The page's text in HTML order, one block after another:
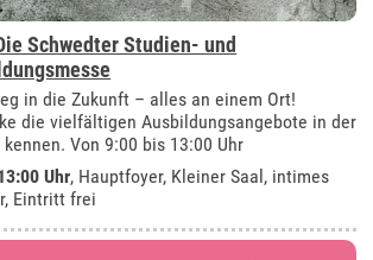
Schwedter Studien- und
in die Zukunft – alles an einem Ort!
die vielfältigen Ausbildungsangebote in der
kennen. Von 9:00 bis 13:00 Uhr
Uhr, Hauptfoyer, Kleiner Saal, intimes
Eintritt frei